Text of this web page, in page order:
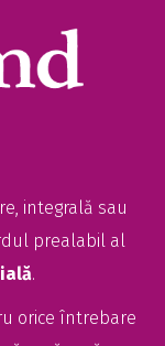
integrală sau
prealabil al
.
orice întrebare